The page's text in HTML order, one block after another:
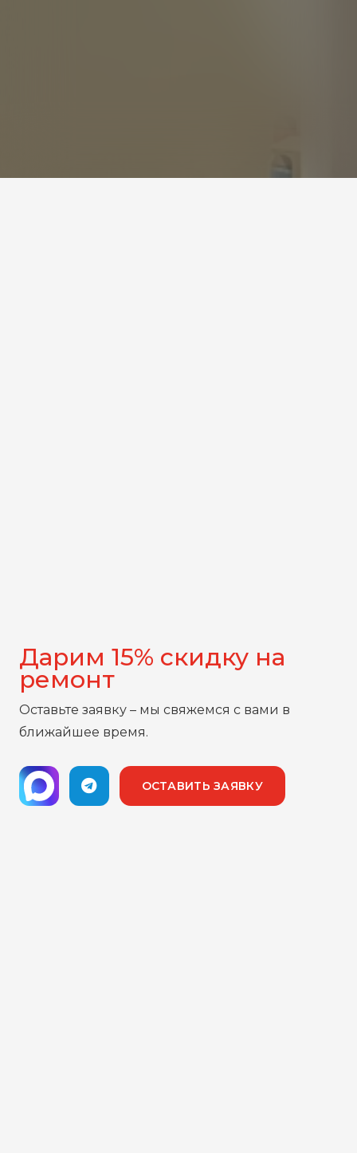
Дарим 15% скидку на
ремонт
Оставьте заявку – мы свяжемся с вами в
ближайшее время.
ОСТАВИТЬ ЗАЯВКУ